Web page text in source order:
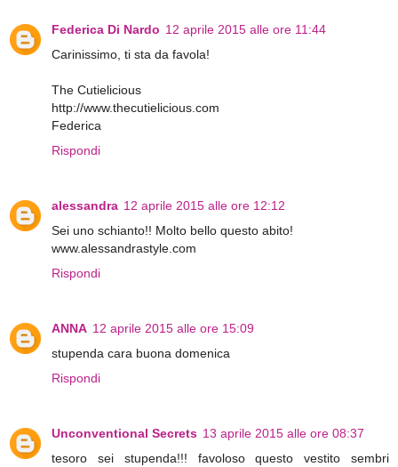
Federica Di Nardo 12 aprile 2015 alle ore 11:44
Carinissimo, ti sta da favola!
The Cutielicious
http://www.thecutielicious.com
Federica
Rispondi
alessandra 12 aprile 2015 alle ore 12:12
Sei uno schianto!! Molto bello questo abito!
www.alessandrastyle.com
Rispondi
ANNA 12 aprile 2015 alle ore 15:09
stupenda cara buona domenica
Rispondi
Unconventional Secrets 13 aprile 2015 alle ore 08:37
tesoro sei stupenda!!! favoloso questo vestito sembri